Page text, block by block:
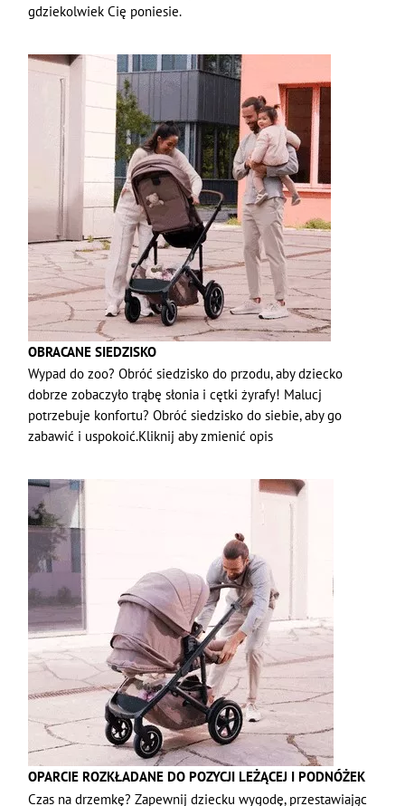
gdziekolwiek Cię poniesie.
OBRACANE SIEDZISKO
Wypad do zoo? Obróć siedzisko do przodu, aby dziecko
dobrze zobaczyło trąbę słonia i cętki żyrafy! Malucj
potrzebuje konfortu? Obróć siedzisko do siebie, aby go
zabawić i uspokoić.Kliknij aby zmienić opis
OPARCIE ROZKŁADANE DO POZYCJI LEŻĄCEJ I PODNÓŻEK
Czas na drzemkę? Zapewnij dziecku wygodę, przestawiając